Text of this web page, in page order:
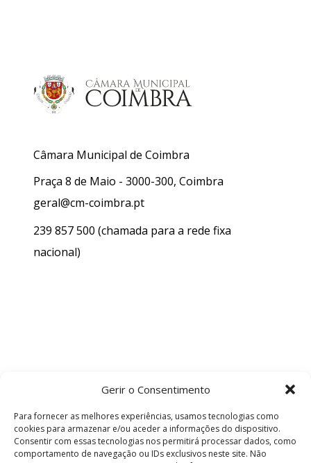
Gerir o Consentimento
Para fornecer as melhores experiências, usamos tecnologias como
cookies para armazenar e/ou aceder a informações do dispositivo.
Consentir com essas tecnologias nos permitirá processar dados, como
comportamento de navegação ou IDs exclusivos neste site. Não
Câmara Municipal de Coimbra
Praça 8 de Maio - 3000-300, Coimbra
geral@cm-coimbra.pt
239 857 500 (chamada para a rede fixa
nacional)